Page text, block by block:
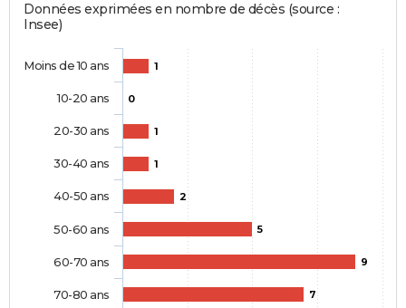
Données exprimées en nombre de décès (source :
Insee)
1
0
1
1
2
5
9
7
Moins de 10 ans
10-20 ans
20-30 ans
30-40 ans
40-50 ans
50-60 ans
60-70 ans
70-80 ans